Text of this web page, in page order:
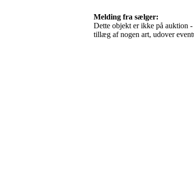
Melding fra sælger:
Dette objekt er ikke på auktion
tillæg af nogen art, udover